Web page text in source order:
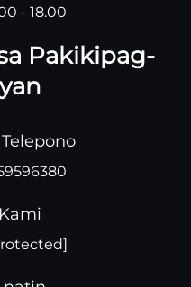
- 18.00
Pakikipag-